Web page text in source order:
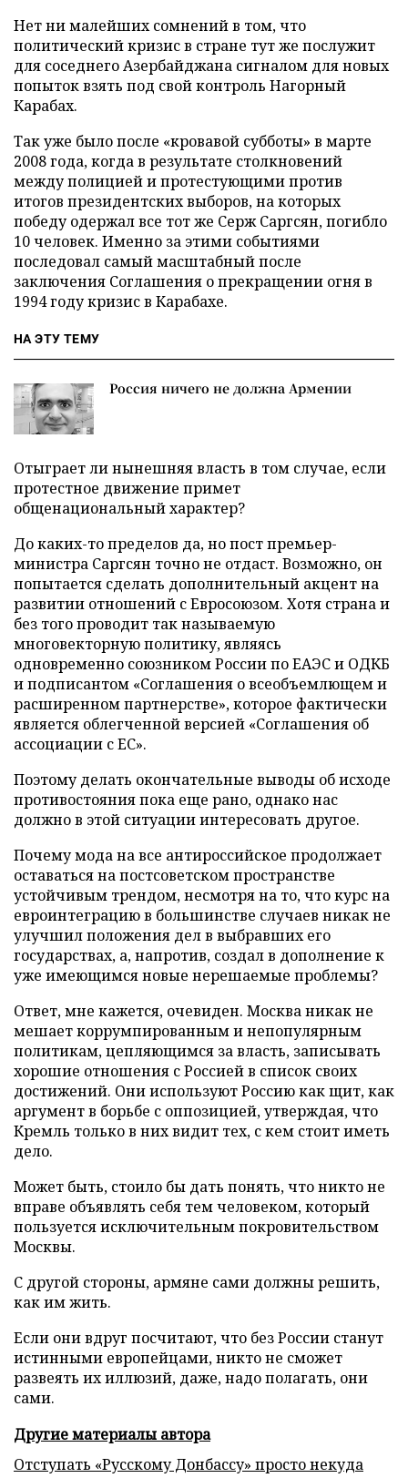
Нет ни малейших сомнений в том, что
политический кризис в стране тут же послужит
для соседнего Азербайджана сигналом для новых
попыток взять под свой контроль Нагорный
Карабах.
Так уже было после «кровавой субботы» в марте
2008 года, когда в результате столкновений
между полицией и протестующими против
итогов президентских выборов, на которых
победу одержал все тот же Серж Саргсян, погибло
10 человек. Именно за этими событиями
последовал самый масштабный после
заключения Соглашения о прекращении огня в
1994 году кризис в Карабахе.
НА ЭТУ ТЕМУ
Россия ничего не должна Армении
Отыграет ли нынешняя власть в том случае, если
протестное движение примет
общенациональный характер?
До каких-то пределов да, но пост премьер-
министра Саргсян точно не отдаст. Возможно, он
попытается сделать дополнительный акцент на
развитии отношений с Евросоюзом. Хотя страна и
без того проводит так называемую
многовекторную политику, являясь
одновременно союзником России по ЕАЭС и ОДКБ
и подписантом «Соглашения о всеобъемлющем и
расширенном партнерстве», которое фактически
является облегченной версией «Соглашения об
ассоциации с ЕС».
Поэтому делать окончательные выводы об исходе
противостояния пока еще рано, однако нас
должно в этой ситуации интересовать другое.
Почему мода на все антироссийское продолжает
оставаться на постсоветском пространстве
устойчивым трендом, несмотря на то, что курс на
евроинтеграцию в большинстве случаев никак не
улучшил положения дел в выбравших его
государствах, а, напротив, создал в дополнение к
уже имеющимся новые нерешаемые проблемы?
Ответ, мне кажется, очевиден. Москва никак не
мешает коррумпированным и непопулярным
политикам, цепляющимся за власть, записывать
хорошие отношения с Россией в список своих
достижений. Они используют Россию как щит, как
аргумент в борьбе с оппозицией, утверждая, что
Кремль только в них видит тех, с кем стоит иметь
дело.
Может быть, стоило бы дать понять, что никто не
вправе объявлять себя тем человеком, который
пользуется исключительным покровительством
Москвы.
С другой стороны, армяне сами должны решить,
как им жить.
Если они вдруг посчитают, что без России станут
истинными европейцами, никто не сможет
развеять их иллюзий, даже, надо полагать, они
сами.
Другие материалы автора
Отступать «Русскому Донбассу» просто некуда